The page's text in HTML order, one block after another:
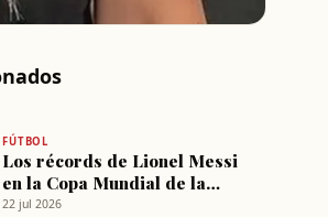
FÚTBOL
Los récords de Lionel Messi
en la Copa Mundial de la
FIFA
22 jul 2026